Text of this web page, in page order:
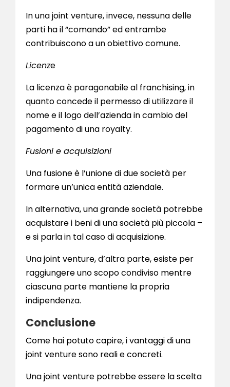
In una joint venture, invece, nessuna delle
parti ha il “comando” ed entrambe
contribuiscono a un obiettivo comune.
Licenze
La licenza è paragonabile al franchising, in
quanto concede il permesso di utilizzare il
nome e il logo dell’azienda in cambio del
pagamento di una royalty.
Fusioni e acquisizioni
Una fusione è l’unione di due società per
formare un’unica entità aziendale.
In alternativa, una grande società potrebbe
acquistare i beni di una società più piccola –
e si parla in tal caso di acquisizione.
Una joint venture, d’altra parte, esiste per
raggiungere uno scopo condiviso mentre
ciascuna parte mantiene la propria
indipendenza.
Conclusione
Come hai potuto capire, i vantaggi di una
joint venture sono reali e concreti.
Una joint venture potrebbe essere la scelta